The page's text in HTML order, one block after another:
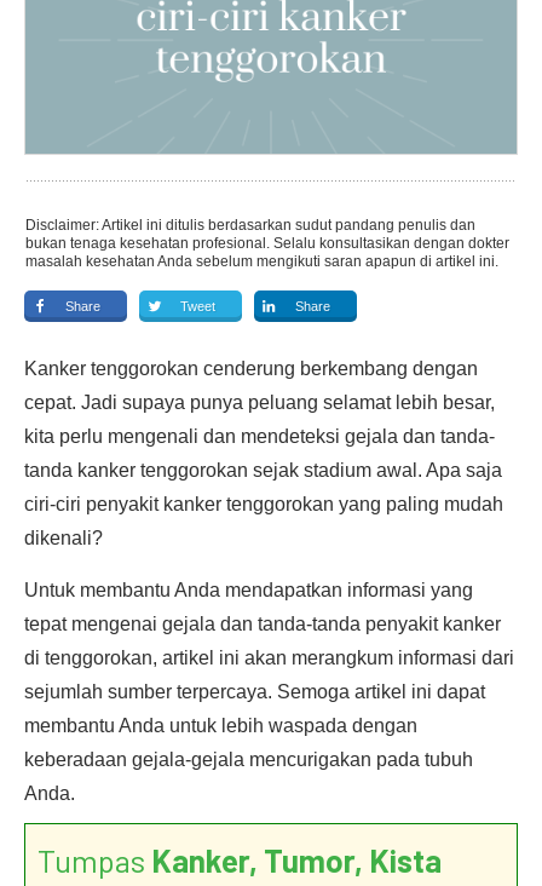
Disclaimer: Artikel ini ditulis berdasarkan sudut pandang penulis dan
bukan tenaga kesehatan profesional. Selalu konsultasikan dengan dokter
masalah kesehatan Anda sebelum mengikuti saran apapun di artikel ini.
Share Tweet Share
Kanker tenggorokan cenderung berkembang dengan
cepat. Jadi supaya punya peluang selamat lebih besar,
kita perlu mengenali dan mendeteksi gejala dan tanda-
tanda kanker tenggorokan sejak stadium awal. Apa saja
ciri-ciri penyakit kanker tenggorokan yang paling mudah
dikenali?
Untuk membantu Anda mendapatkan informasi yang
tepat mengenai gejala dan tanda-tanda penyakit kanker
di tenggorokan, artikel ini akan merangkum informasi dari
sejumlah sumber terpercaya. Semoga artikel ini dapat
membantu Anda untuk lebih waspada dengan
keberadaan gejala-gejala mencurigakan pada tubuh
Anda.
Tumpas Kanker, Tumor, Kista